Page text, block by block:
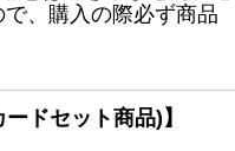
、購入の際必ず商品
ドセット商品)】